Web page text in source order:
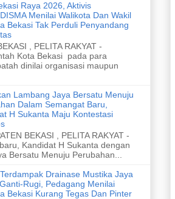
Raya 2026, Aktivis
Menilai Walikota Dan Wakil
Bekasi Tak Perduli Penyandang
, PELITA RAKYAT -
Kota Bekasi pada para
dinilai organisasi maupun
Lambang Jaya Bersatu Menuju
Dalam Semangat Baru,
H Sukanta Maju Kontestasi
BEKASI , PELITA RAKYAT -
Kandidat H Sukanta dengan
Bersatu Menuju Perubahan...
Drainase Mustika Jaya
Rugi, Pedagang Menilai
Bekasi Kurang Tegas Dan Pinter